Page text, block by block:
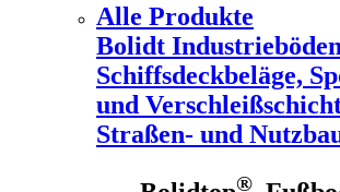
Alle Produkte
Bolidt
Schiffsdeckbeläge,
und
Straßen- und
®